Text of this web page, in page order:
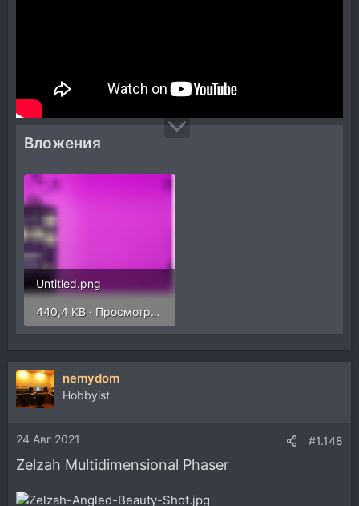
Вложения
Untitled.png
440,4 KB · Просмотры: 294
nemydom
Hobbyist
24 Авг 2021 #1.148
Zelzah Multidimensional Phaser